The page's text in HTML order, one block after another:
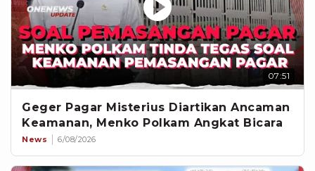
07:51
Geger Pagar Misterius Diartikan Ancaman
Keamanan, Menko Polkam Angkat Bicara
News 6/08/2026